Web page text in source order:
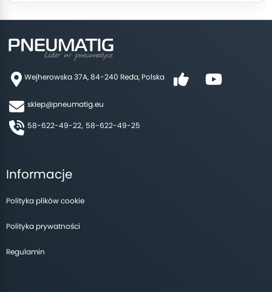
Wejherowska 37A, 84-240 Reda, Polska
sklep@pneumatig.eu
58-622-49-22, 58-622-49-25
Informacje
Polityka plików cookie
Polityka prywatności
Regulamin